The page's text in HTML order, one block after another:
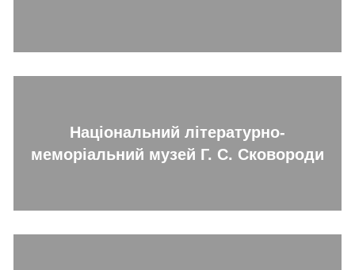
Національний літературно-
меморіальний музей Г. С. Сковороди